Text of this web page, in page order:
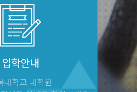
입학안내
대학교 대학원